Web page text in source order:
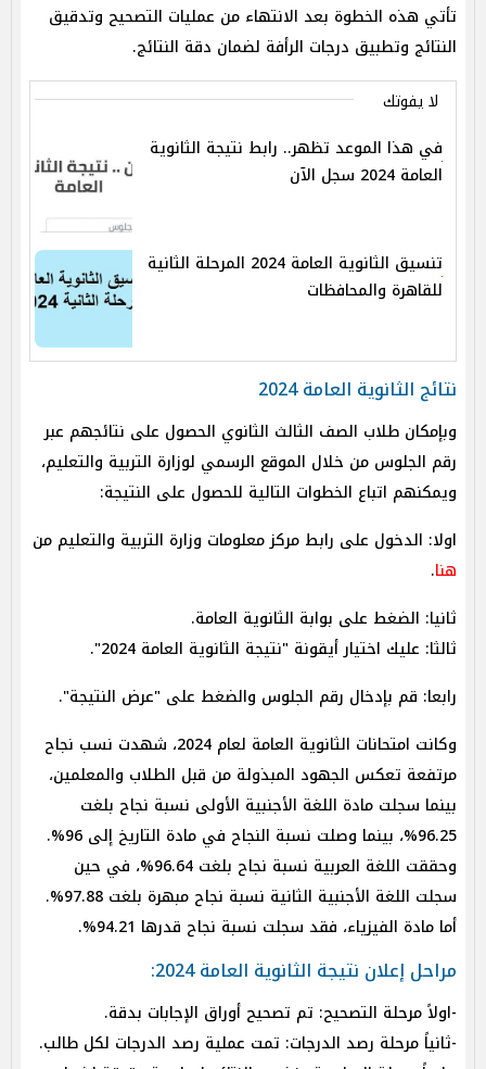
تأتي هذه الخطوة بعد الانتهاء من عمليات التصحيح وتدقيق
النتائج وتطبيق درجات الرأفة لضمان دقة النتائج.
لا يفوتك
في هذا الموعد تظهر.. رابط نتيجة الثانوية
العامة 2024 سجل الآن
تنسيق الثانوية العامة 2024 المرحلة الثانية
للقاهرة والمحافظات
نتائج الثانوية العامة 2024
وبإمكان طلاب الصف الثالث الثانوي الحصول على نتائجهم عبر
رقم الجلوس من خلال الموقع الرسمي لوزارة التربية والتعليم،
ويمكنهم اتباع الخطوات التالية للحصول على النتيجة:
اولا: الدخول على رابط مركز معلومات وزارة التربية والتعليم من
هنا.
ثانيا: الضغط على بوابة الثانوية العامة.
ثالثا: عليك اختيار أيقونة "نتيجة الثانوية العامة 2024".
رابعا: قم بإدخال رقم الجلوس والضغط على "عرض النتيجة".
وكانت امتحانات الثانوية العامة لعام 2024، شهدت نسب نجاح
مرتفعة تعكس الجهود المبذولة من قبل الطلاب والمعلمين،
بينما سجلت مادة اللغة الأجنبية الأولى نسبة نجاح بلغت
96.25%، بينما وصلت نسبة النجاح في مادة التاريخ إلى 96%.
وحققت اللغة العربية نسبة نجاح بلغت 96.64%، في حين
سجلت اللغة الأجنبية الثانية نسبة نجاح مبهرة بلغت 97.88%.
أما مادة الفيزياء، فقد سجلت نسبة نجاح قدرها 94.21%.
مراحل إعلان نتيجة الثانوية العامة 2024:
-اولاً مرحلة التصحيح: تم تصحيح أوراق الإجابات بدقة.
-ثانياً مرحلة رصد الدرجات: تمت عملية رصد الدرجات لكل طالب.